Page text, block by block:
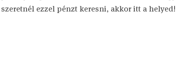
szeretnél ezzel pénzt keresni, akkor itt a helyed!